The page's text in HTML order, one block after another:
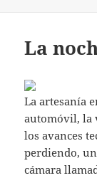
La
La artesanía
automóvil, la
los avances
perdiendo,
cámara